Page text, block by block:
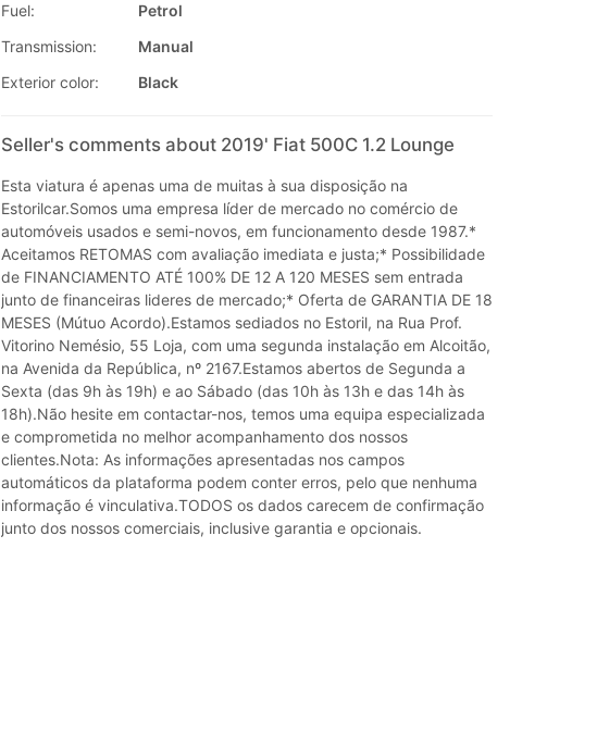
Fuel:
Petrol
Transmission:
Manual
Exterior color:
Black
Seller's comments about 2019' Fiat 500C 1.2 Lounge
Esta viatura é apenas uma de muitas à sua disposição na
Estorilcar.Somos uma empresa líder de mercado no comércio de
automóveis usados e semi-novos, em funcionamento desde 1987.*
Aceitamos RETOMAS com avaliação imediata e justa;* Possibilidade
de FINANCIAMENTO ATÉ 100% DE 12 A 120 MESES sem entrada
junto de financeiras lideres de mercado;* Oferta de GARANTIA DE 18
MESES (Mútuo Acordo).Estamos sediados no Estoril, na Rua Prof.
Vitorino Nemésio, 55 Loja, com uma segunda instalação em Alcoitão,
na Avenida da República, nº 2167.Estamos abertos de Segunda a
Sexta (das 9h às 19h) e ao Sábado (das 10h às 13h e das 14h às
18h).Não hesite em contactar-nos, temos uma equipa especializada
e comprometida no melhor acompanhamento dos nossos
clientes.Nota: As informações apresentadas nos campos
automáticos da plataforma podem conter erros, pelo que nenhuma
informação é vinculativa.TODOS os dados carecem de confirmação
junto dos nossos comerciais, inclusive garantia e opcionais.